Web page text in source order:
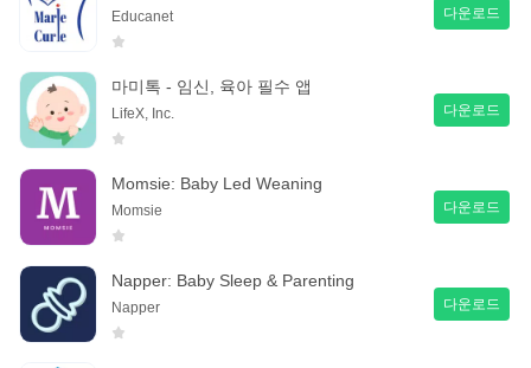
Educanet 다운로드
마미톡 - 임신, 육아 필수 앱
LifeX, Inc. 다운로드
Momsie: Baby Led Weaning
Momsie 다운로드
Napper: Baby Sleep & Parenting
Napper 다운로드